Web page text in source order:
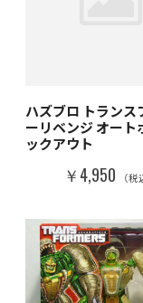
ハズブロ トランス
ーリベンジ オート
ックアウト
￥4,950 （税